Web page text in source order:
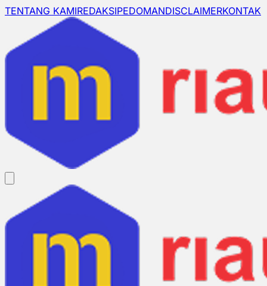
TENTANG KAMIREDAKSIPEDOMANDISCLAIMERKONTAK